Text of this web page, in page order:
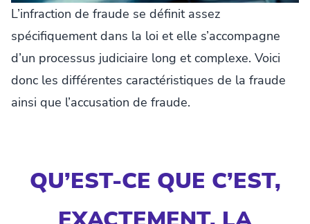
L’infraction de fraude se définit assez
spécifiquement dans la loi et elle s’accompagne
d’un processus judiciaire long et complexe. Voici
donc les différentes caractéristiques de la fraude
ainsi que l’accusation de fraude.
QU’EST-CE QUE C’EST,